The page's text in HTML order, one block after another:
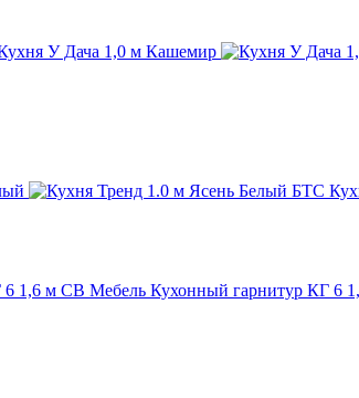
БТС
СВ Мебель Кухонный гарнитур КГ 6